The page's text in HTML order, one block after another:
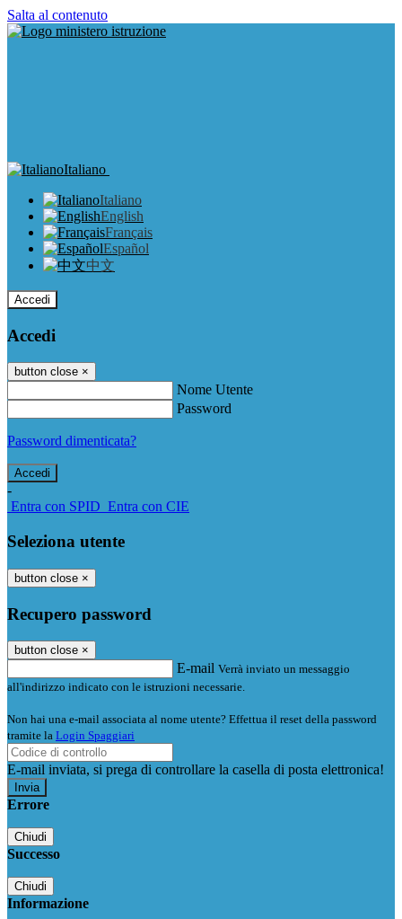
Salta al contenuto
Italiano
Italiano
English
Français
Español
中文
Accedi
Accedi
button close ×
Nome Utente
Password
Password dimenticata?
-
Entra con SPID Entra con CIE
Seleziona utente
button close ×
Recupero password
button close ×
E-mail Verrà inviato un messaggio
all'indirizzo indicato con le istruzioni necessarie.
Non hai una e-mail associata al nome utente? Effettua il reset della password
tramite la Login Spaggiari
E-mail inviata, si prega di controllare la casella di posta elettronica!
Errore
Chiudi
Successo
Chiudi
Informazione